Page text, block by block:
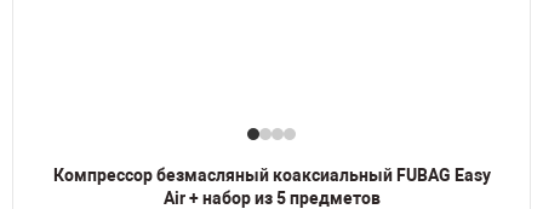
Компрессор безмасляный коаксиальный FUBAG Easy
Air + набор из 5 предметов